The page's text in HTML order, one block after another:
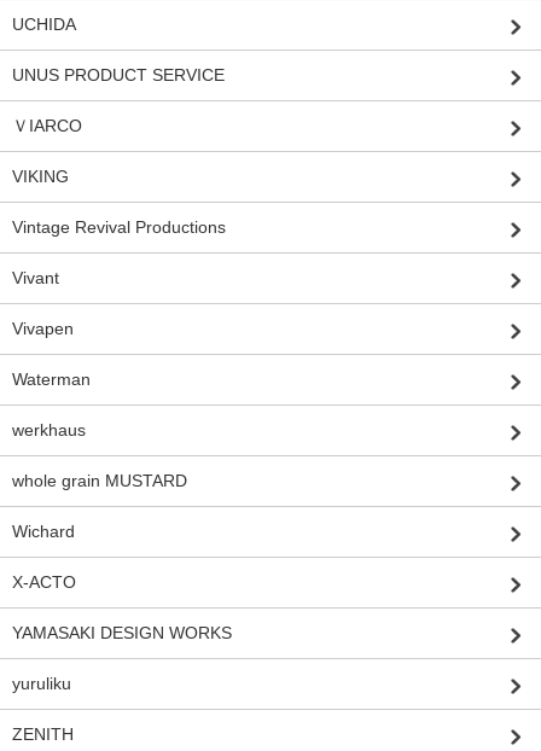
UCHIDA
UNUS PRODUCT SERVICE
ＶIARCO
VIKING
Vintage Revival Productions
Vivant
Vivapen
Waterman
werkhaus
whole grain MUSTARD
Wichard
X-ACTO
YAMASAKI DESIGN WORKS
yuruliku
ZENITH